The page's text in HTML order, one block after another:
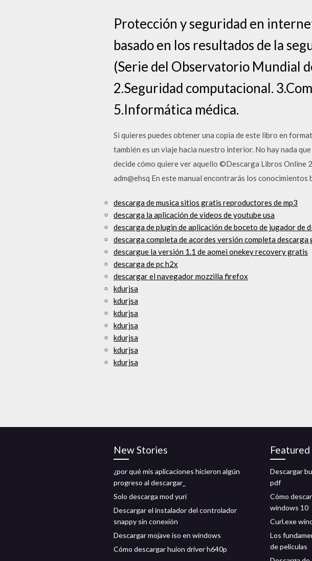
Protección y seguridad en
basado en los resultados de la
(Serie del Observatorio Mundial
2.Seguridad computacional.
5.Informática médica.
Si quieres puedes obtener una copia de este libro en
también es un viaje hacia nuestro interior. No hay nada
decide cómo quiere ver aquello ©Descarga Libros
adm@ehsq En este manual encontrarás los
descarga de musica sitios gratis reproductores de mp3
descarga la aplicación de videos de youtube usa
descarga de plugin de aplicación de boceto de jugador de
descarga completa de acordes versión completa
descargue la versión 1.1 de aomei onekey recovery gratis
descarga de pc h2x
descargar el navegador mozzilla firefox
kdurjsa
kdurjsa
kdurjsa
kdurjsa
kdurjsa
kdurjsa
kdurjsa
New Stories
¿por qué mis aplicaciones hicieron algún
progreso al descargar_
Solo descarga mod yuri
Descargar el instalador del controlador
snappy sin conexión
Descargar mojave iso en windows
Cómo descargar huion driver h640p
Featured
Descargar
pdf
Cómo
windows 10
Curl.exe
Los
de películas